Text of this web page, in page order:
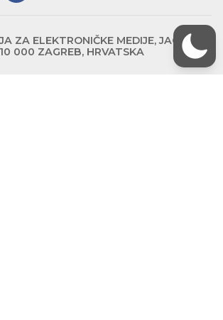
ZA ELEKTRONIČKE MEDIJE, JAGIĆEVA
000 ZAGREB, HRVATSKA